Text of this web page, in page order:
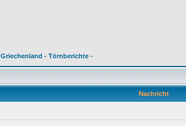
Griechenland - Törnberichte -
Nachricht